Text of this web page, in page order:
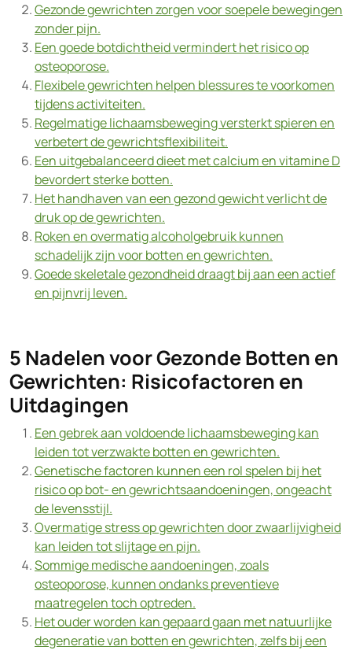
Gezonde gewrichten zorgen voor soepele bewegingen
zonder pijn.
Een goede botdichtheid vermindert het risico op
osteoporose.
Flexibele gewrichten helpen blessures te voorkomen
tijdens activiteiten.
Regelmatige lichaamsbeweging versterkt spieren en
verbetert de gewrichtsflexibiliteit.
Een uitgebalanceerd dieet met calcium en vitamine D
bevordert sterke botten.
Het handhaven van een gezond gewicht verlicht de
druk op de gewrichten.
Roken en overmatig alcoholgebruik kunnen
schadelijk zijn voor botten en gewrichten.
Goede skeletale gezondheid draagt bij aan een actief
en pijnvrij leven.
5 Nadelen voor Gezonde Botten en
Gewrichten: Risicofactoren en
Uitdagingen
Een gebrek aan voldoende lichaamsbeweging kan
leiden tot verzwakte botten en gewrichten.
Genetische factoren kunnen een rol spelen bij het
risico op bot- en gewrichtsaandoeningen, ongeacht
de levensstijl.
Overmatige stress op gewrichten door zwaarlijvigheid
kan leiden tot slijtage en pijn.
Sommige medische aandoeningen, zoals
osteoporose, kunnen ondanks preventieve
maatregelen toch optreden.
Het ouder worden kan gepaard gaan met natuurlijke
degeneratie van botten en gewrichten, zelfs bij een